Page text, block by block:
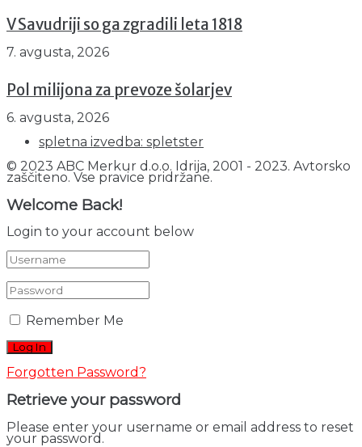
V Savudriji so ga zgradili leta 1818
7. avgusta, 2026
Pol milijona za prevoze šolarjev
6. avgusta, 2026
spletna izvedba: spletster
© 2023 ABC Merkur d.o.o. Idrija, 2001 - 2023. Avtorsko
zaščiteno. Vse pravice pridržane.
Welcome Back!
Login to your account below
Remember Me
Forgotten Password?
Retrieve your password
Please enter your username or email address to reset
your password.